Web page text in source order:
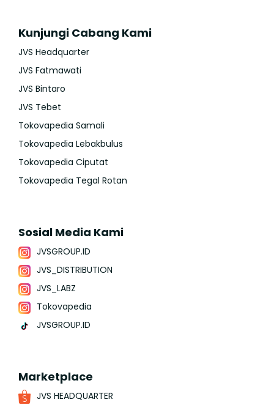
Kunjungi Cabang Kami
JVS Headquarter
JVS Fatmawati
JVS Bintaro
JVS Tebet
Tokovapedia Samali
Tokovapedia Lebakbulus
Tokovapedia Ciputat
Tokovapedia Tegal Rotan
Sosial Media Kami
JVSGROUP.ID
JVS_DISTRIBUTION
JVS_LABZ
Tokovapedia
JVSGROUP.ID
Marketplace
JVS HEADQUARTER